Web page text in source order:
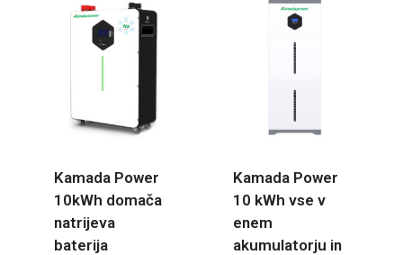
Kamada Power
10kWh domača
natrijeva
baterija
Kamada Power
10 kWh vse v
enem
akumulatorju in